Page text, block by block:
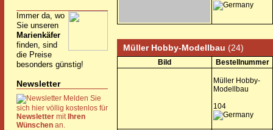
Immer da, wo
Sie unseren
Marienkäfer
finden, sind
die Preise
besonders günstig!
Newsletter
Melden Sie
sich hier völlig kostenlos für
Newsletter mit Ihren
Wünschen an.
Müller Hobby-Modellbau (24)
Bild Bestellnummer
Müller Hobby-
Modellbau
104